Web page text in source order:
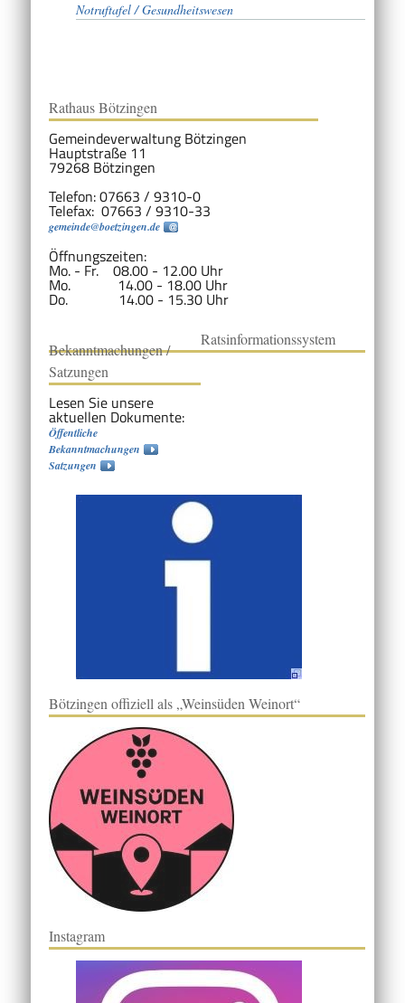
Notruftafel / Gesundheitswesen
Rathaus Bötzingen
Gemeindeverwaltung Bötzingen
Hauptstraße 11
79268 Bötzingen
Telefon: 07663 / 9310-0
Telefax: 07663 / 9310-33
gemeinde@boetzingen.de
Öffnungszeiten:
Mo. - Fr. 08.00 - 12.00 Uhr
Mo. 14.00 - 18.00 Uhr
Do. 14.00 - 15.30 Uhr
Bekanntmachungen /
Satzungen
Lesen Sie unsere
aktuellen Dokumente:
Öffentliche
Bekanntmachungen
Satzungen
Ratsinformationssystem
Bötzingen offiziell als „Weinsüden Weinort“
Instagram